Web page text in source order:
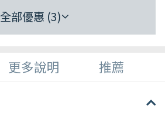
全部優惠 (3)
更多說明
推薦